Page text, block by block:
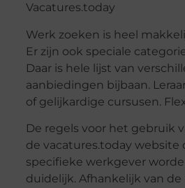
Vacatures.today
Werk zoeken is heel
Er zijn ook speciale
Daar is hele lijst van
aanbiedingen bijbaan.
of gelijkardige cursusen.
De regels voor het gebruik
de vacatures.today website
specifieke werkgever
duidelijk. Afhankelijk van de